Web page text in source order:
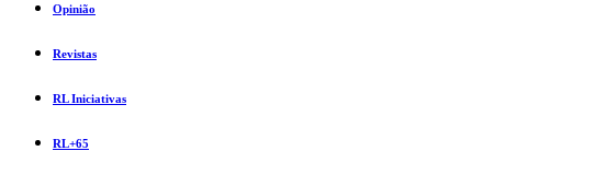
Opinião
Revistas
RL Iniciativas
RL+65